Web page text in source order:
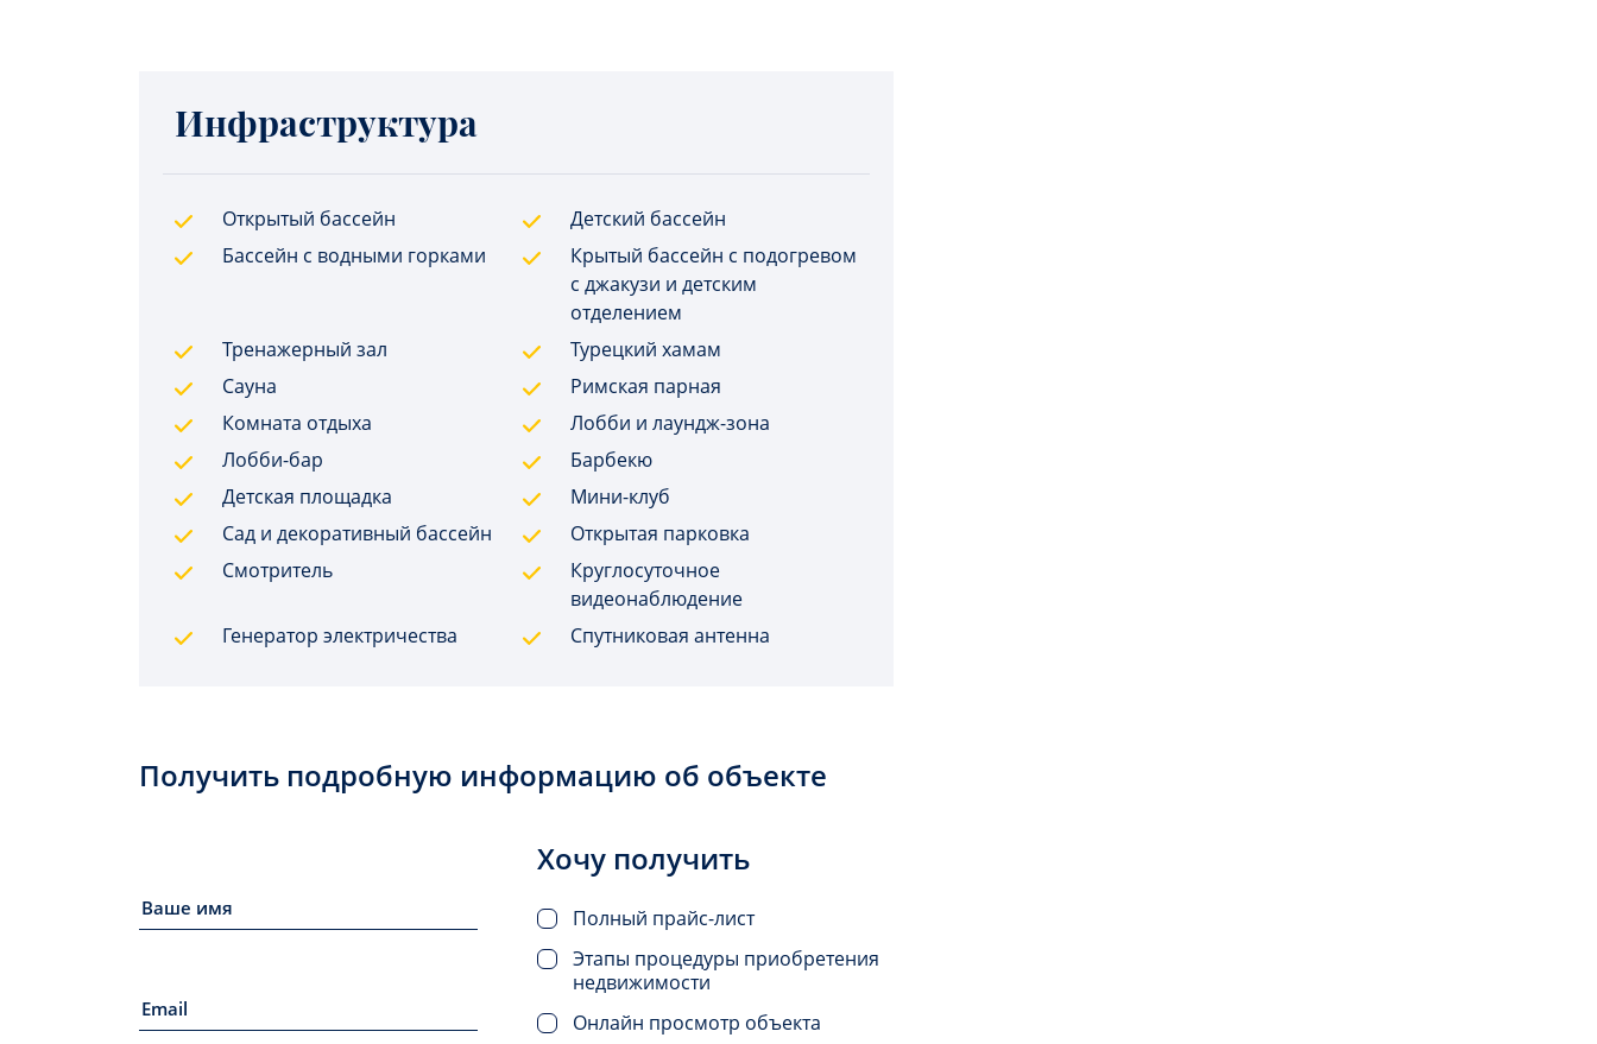
Инфраструктура
Открытый бассейн
Детский бассейн
Бассейн с водными горками
Крытый бассейн с подогревом
с джакузи и детским
отделением
Тренажерный зал
Турецкий хамам
Сауна
Римская парная
Комната отдыха
Лобби и лаундж-зона
Лобби-бар
Барбекю
Детская площадка
Мини-клуб
Сад и декоративный бассейн
Открытая парковка
Смотритель
Круглосуточное
видеонаблюдение
Генератор электричества
Спутниковая антенна
Получить подробную информацию об объекте
Хочу получить
Полный прайс-лист
Этапы процедуры приобретения
недвижимости
Онлайн просмотр объекта